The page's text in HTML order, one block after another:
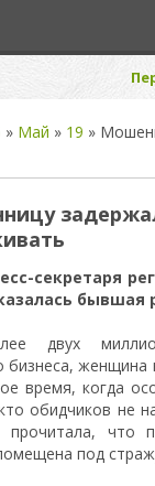
» Май » 19 »
секретаря
бывшая
двух
бизнеса, женщина
время, когда
обидчиков не
прочитала, что
под